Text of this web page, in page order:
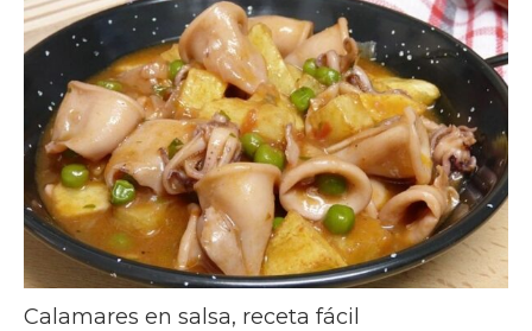
Calamares en salsa, receta fácil